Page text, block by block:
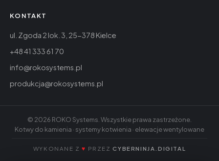
KONTAKT
ul. Zgoda 2 lok. 3, 25-378 Kielce
+48 41 333 61 70
info@rokosystems.pl
produkcja@rokosystems.pl
© 2026 ROKO Systems. Wszystkie prawa zastrzeżone.
Kotwy do kamienia · systemy kotwienia · elewacje wentylowane
WYKONANE Z♥ PRZEZCYBERNINJA.DIGITAL